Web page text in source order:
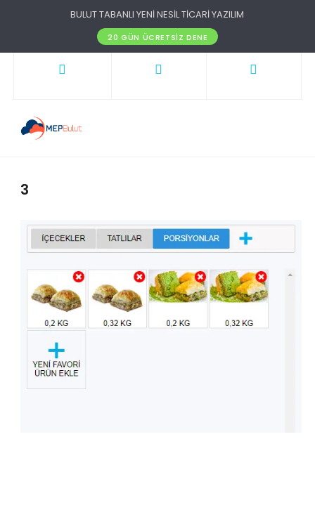
BULUT TABANLI YENİ NESİL TİCARİ YAZILIM
20 GÜN ÜCRETSIZ DENE
3